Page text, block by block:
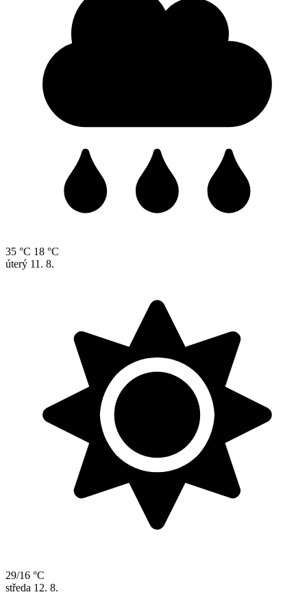
35 °C 18 °C
úterý 11. 8.
29/16 °C
středa 12. 8.